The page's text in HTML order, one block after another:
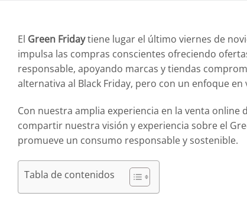
El Green Fridaytiene lugar el último viernes de
impulsa las compras conscientes ofreciendo
responsable, apoyando marcas y tiendas
alternativa al Black Friday, pero con un enfoque
Con nuestra amplia experiencia en la venta
compartir nuestra visión y experiencia sobre el
promueve un consumo responsable y sostenible.
Tabla de contenidos